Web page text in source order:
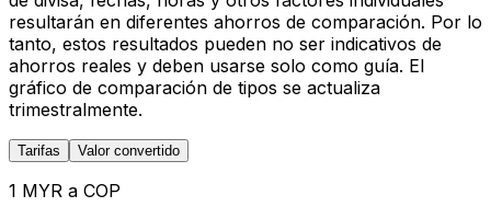
resultarán en diferentes ahorros de comparación. Por lo
tanto, estos resultados pueden no ser indicativos de
ahorros reales y deben usarse solo como guía. El
gráfico de comparación de tipos se actualiza
trimestralmente.
Tarifas Valor convertido
1 MYR a COP